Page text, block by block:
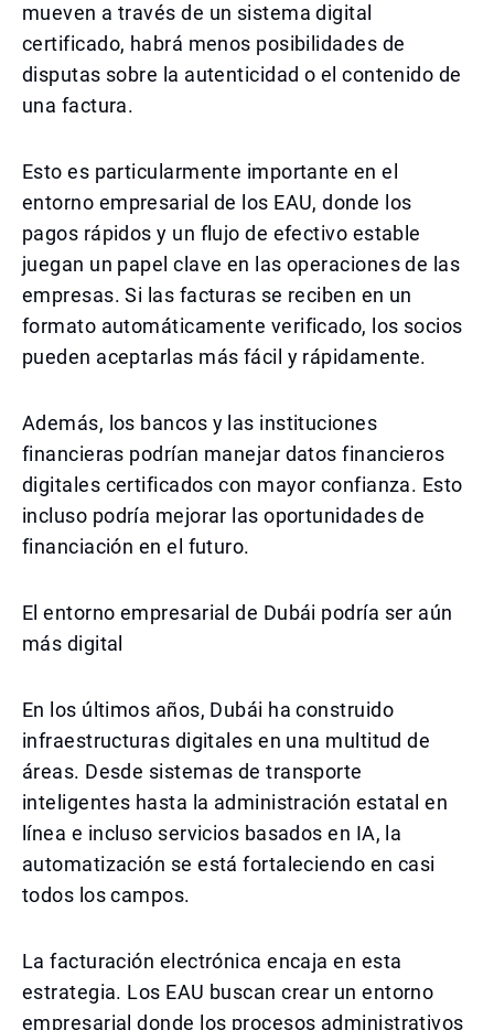
mueven a través de un sistema digital
certificado, habrá menos posibilidades de
disputas sobre la autenticidad o el contenido de
una factura.
Esto es particularmente importante en el
entorno empresarial de los EAU, donde los
pagos rápidos y un flujo de efectivo estable
juegan un papel clave en las operaciones de las
empresas. Si las facturas se reciben en un
formato automáticamente verificado, los socios
pueden aceptarlas más fácil y rápidamente.
Además, los bancos y las instituciones
financieras podrían manejar datos financieros
digitales certificados con mayor confianza. Esto
incluso podría mejorar las oportunidades de
financiación en el futuro.
El entorno empresarial de Dubái podría ser aún
más digital
En los últimos años, Dubái ha construido
infraestructuras digitales en una multitud de
áreas. Desde sistemas de transporte
inteligentes hasta la administración estatal en
línea e incluso servicios basados en IA, la
automatización se está fortaleciendo en casi
todos los campos.
La facturación electrónica encaja en esta
estrategia. Los EAU buscan crear un entorno
empresarial donde los procesos administrativos